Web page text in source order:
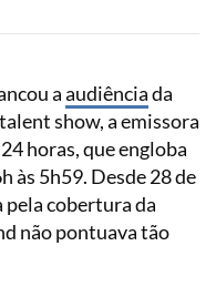
aaudiênciada
show, a emissora
horas, que engloba
às 5h59. Desde 28 de
cobertura da
não pontuava tão